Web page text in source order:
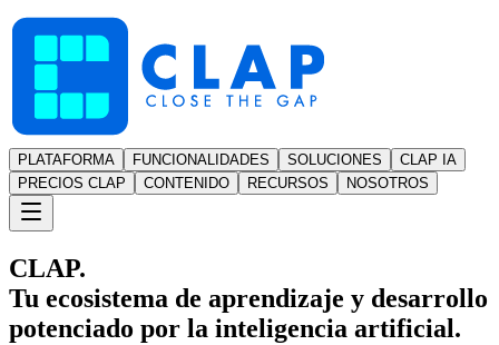
PLATAFORMA FUNCIONALIDADES SOLUCIONES
CLAP IA
PRECIOS CLAP
CONTENIDO RECURSOS NOSOTROS
CLAP.
Tu ecosistema de aprendizaje y desarrollo
potenciado por la inteligencia artificial.